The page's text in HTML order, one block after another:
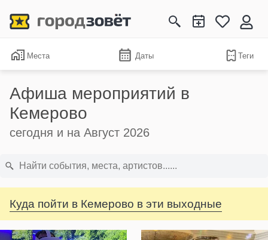
Места Даты Теги
Афиша мероприятий в
Кемерово
сегодня и на Август 2026
Куда пойти в Кемерово в эти выходные